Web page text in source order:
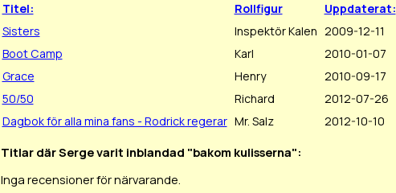
Titel: Rollfigur Uppdaterat:
Sisters
Inspektör Kalen 2009-12-11
Boot Camp
Karl 2010-01-07
Grace
Henry 2010-09-17
50/50
Richard 2012-07-26
Dagbok för alla mina fans - Rodrick regerar Mr. Salz 2012-10-10
Titlar där Serge varit inblandad "bakom kulisserna":
Inga recensioner för närvarande.